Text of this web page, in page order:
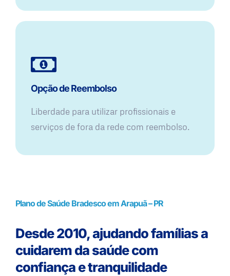
Opção de Reembolso
Liberdade para utilizar profissionais e
serviços de fora da rede com reembolso.
Plano de Saúde Bradesco em Arapuã – PR
Desde 2010, ajudando famílias a
cuidarem da saúde com
confiança e tranquilidade